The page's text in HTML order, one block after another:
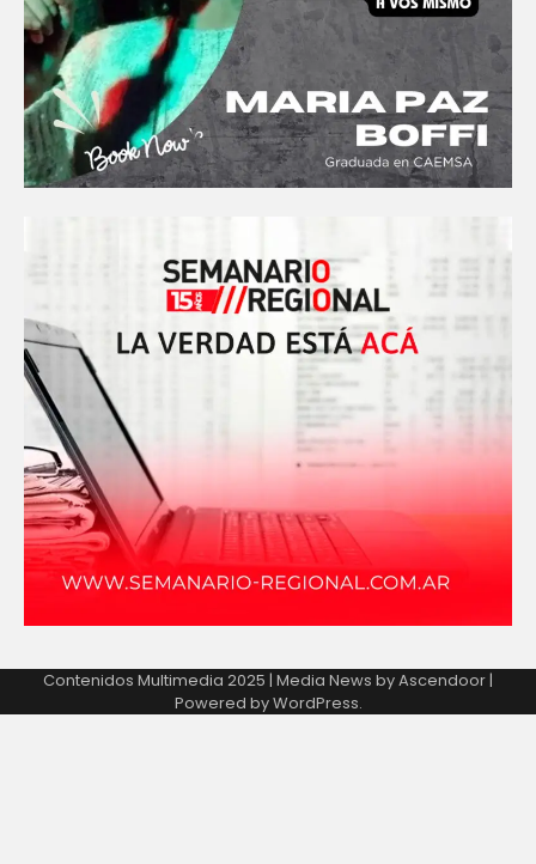
Contenidos Multimedia 2025 | Media News byAscendoor|
Powered byWordPress.